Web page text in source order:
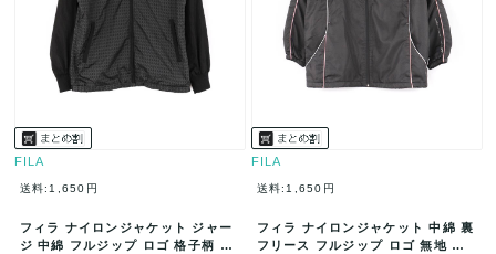
FILA
送料:1,650円
フィラ ナイロンジャケット ジャー
ジ 中綿 フルジップ ロゴ 格子柄 ス
FILA
送料:1,650円
フィラ ナイロンジャケット 中綿 裏
フリース フルジップ ロゴ 無地 ス